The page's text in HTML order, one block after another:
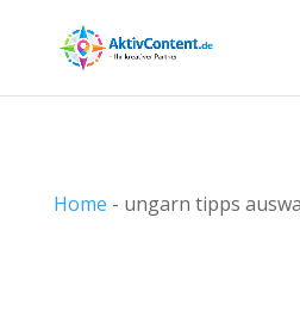
Home - ungarn tipps